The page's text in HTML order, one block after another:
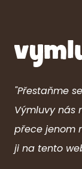
"Přestaňme
Výmluvy nás
přece jenom
ji na tento